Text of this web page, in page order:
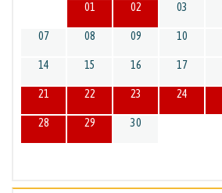
01 02 03
07 08 09 10
14 15 16 17
21 22 23 24
28 29 30